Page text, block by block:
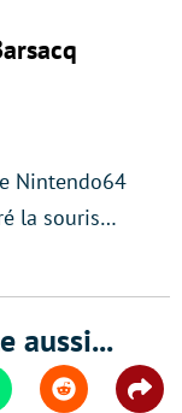
Nintendo64
la souris…
aussi...
Reddit